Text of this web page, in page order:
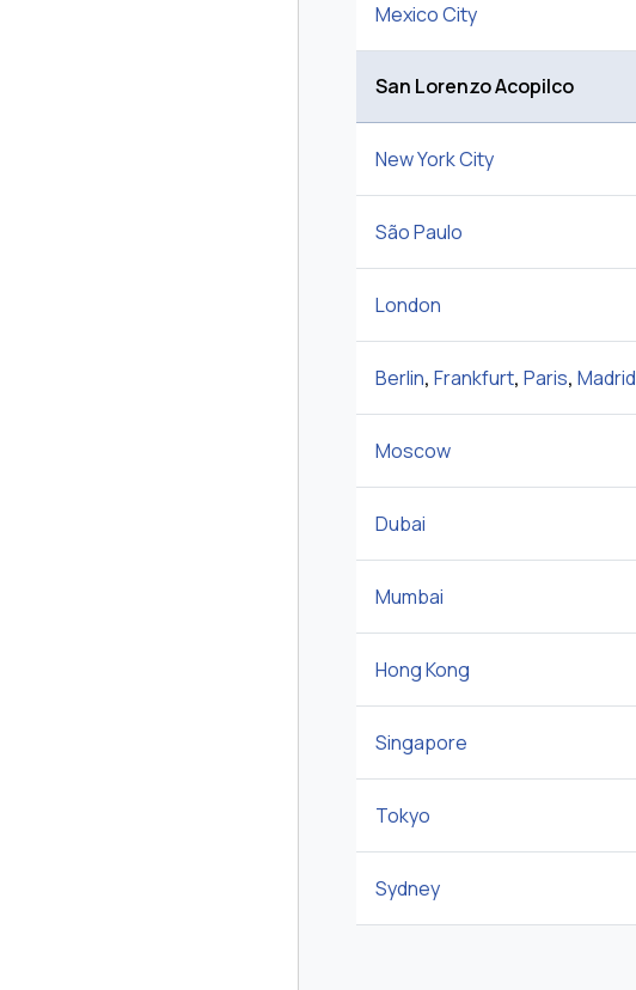
Mexico City
San Lorenzo Acopilco
New York City
São Paulo
London
Berlin, Frankfurt, Paris, Madrid
Moscow
Dubai
Mumbai
Hong Kong
Singapore
Tokyo
Sydney